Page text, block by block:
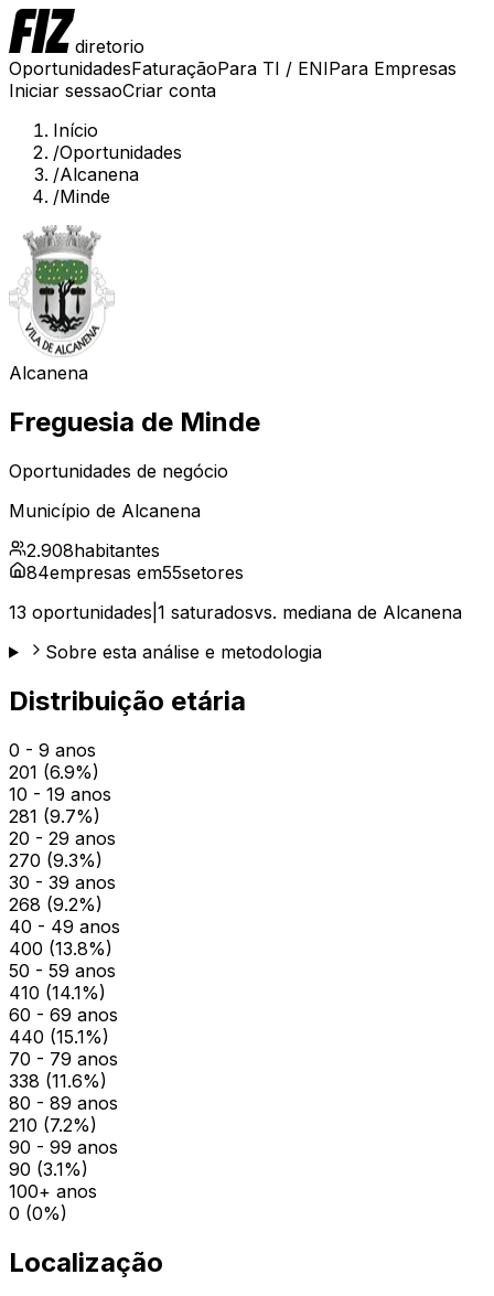
diretorio
OportunidadesFaturaçãoPara TI / ENIPara Empresas
Iniciar sessaoCriar conta
Início
/Oportunidades
/Alcanena
/Minde
Alcanena
Freguesia de Minde
Oportunidades de negócio
Município de Alcanena
2.908habitantes
84empresas em55setores
13 oportunidades 1 saturadosvs. mediana de Alcanena
Sobre esta análise e metodologia
Distribuição etária
0 - 9 anos
201 (6.9%)
10 - 19 anos
281 (9.7%)
20 - 29 anos
270 (9.3%)
30 - 39 anos
268 (9.2%)
40 - 49 anos
400 (13.8%)
50 - 59 anos
410 (14.1%)
60 - 69 anos
440 (15.1%)
70 - 79 anos
338 (11.6%)
80 - 89 anos
210 (7.2%)
90 - 99 anos
90 (3.1%)
100+ anos
0 (0%)
Localização